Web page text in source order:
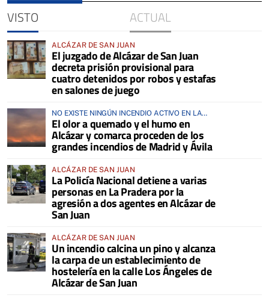
VISTO ACTUAL
ALCÁZAR DE SAN JUAN
El juzgado de Alcázar de San Juan
decreta prisión provisional para
cuatro detenidos por robos y estafas
en salones de juego
NO EXISTE NINGÚN INCENDIO ACTIVO EN LA
COMARCA
El olor a quemado y el humo en
Alcázar y comarca proceden de los
grandes incendios de Madrid y Ávila
ALCÁZAR DE SAN JUAN
La Policía Nacional detiene a varias
personas en La Pradera por la
agresión a dos agentes en Alcázar de
San Juan
ALCÁZAR DE SAN JUAN
Un incendio calcina un pino y alcanza
la carpa de un establecimiento de
hostelería en la calle Los Ángeles de
Alcázar de San Juan